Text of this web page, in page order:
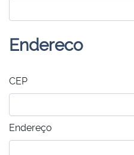
Endereco
CEP
Endereço